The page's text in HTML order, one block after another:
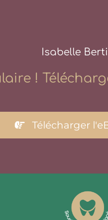
Isabelle
!
Télécharger